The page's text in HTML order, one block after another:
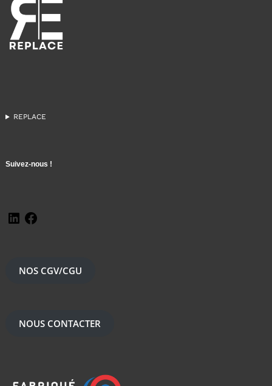
REPLACE
Suivez-nous !
NOS CGV/CGU
NOUS CONTACTER